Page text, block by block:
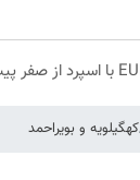
کهگیلویه و بویراحمد